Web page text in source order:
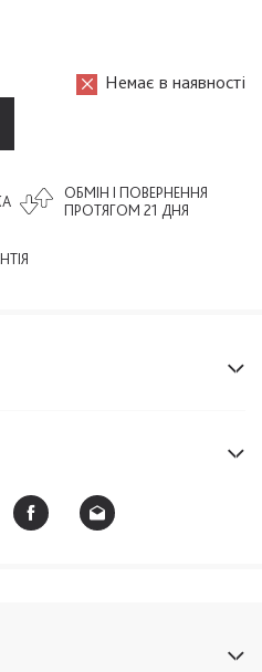
Немає в наявності
ОБМІН І ПОВЕРНЕННЯ
ПРОТЯГОМ 21 ДНЯ